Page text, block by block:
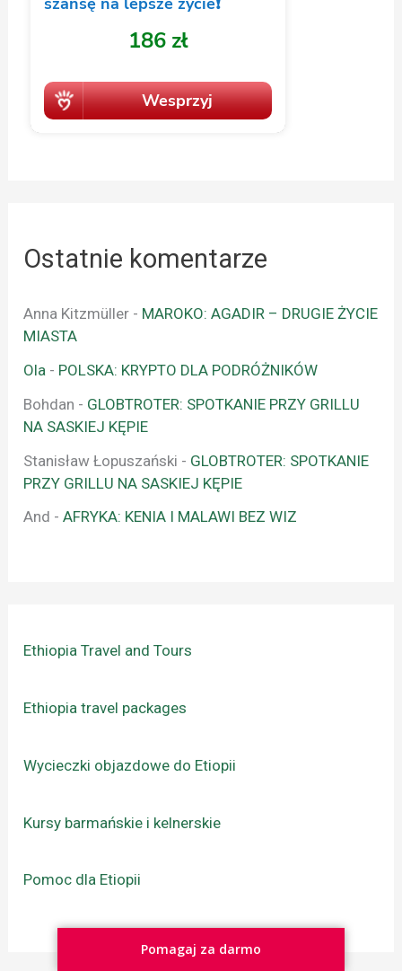
Ostatnie komentarze
Anna Kitzmüller - MAROKO: AGADIR – DRUGIE ŻYCIE
MIASTA
Ola - POLSKA: KRYPTO DLA PODRÓŻNIKÓW
Bohdan - GLOBTROTER: SPOTKANIE PRZY GRILLU
NA SASKIEJ KĘPIE
Stanisław Łopuszański - GLOBTROTER: SPOTKANIE
PRZY GRILLU NA SASKIEJ KĘPIE
And -AFRYKA: KENIA I MALAWI BEZ WIZ
Ethiopia Travel and Tours
Ethiopia travel packages
Wycieczki objazdowe do Etiopii
Kursy barmańskie i kelnerskie
Pomoc dla Etiopii
Pomagaj za darmo